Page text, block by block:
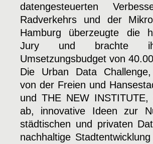
datengesteuerten
Radverkehrs und der
Hamburg überzeugte die
Jury und brachte
Umsetzungsbudget von
Die Urban Data
von der Freien und
und THE NEW
ab, innovative Ideen zur
städtischen und privaten
nachhaltige